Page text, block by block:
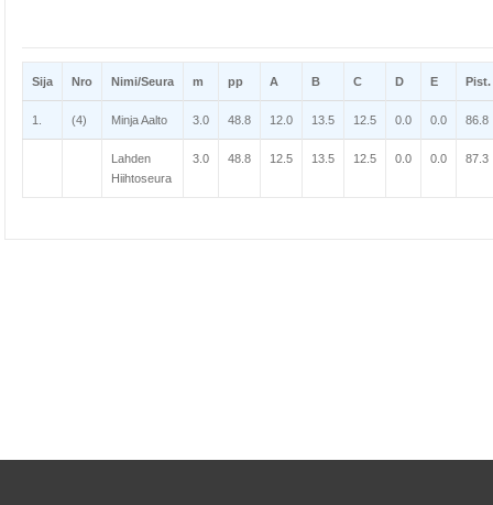
Sija Nro Nimi/Seura m pp A B C D E Pist.
1. (4) Minja Aalto 3.0 48.8 12.0 13.5 12.5 0.0 0.0 86.8
Lahden
Hiihtoseura
3.0 48.8 12.5 13.5 12.5 0.0 0.0 87.3